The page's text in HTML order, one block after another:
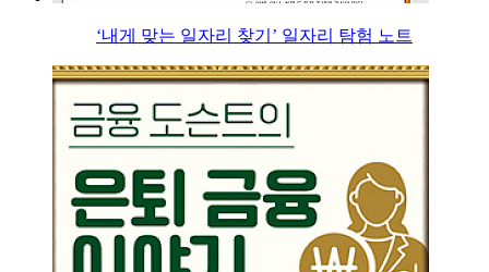
‘내게 맞는 일자리 찾기’ 일자리 탐험 노트